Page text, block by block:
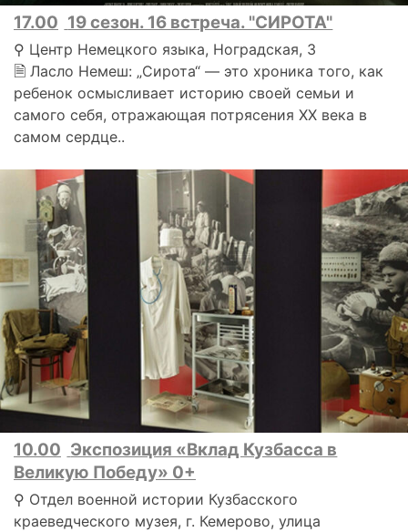
17.00 19 сезон. 16 встреча. "СИРОТА"
⚲ Центр Немецкого языка, Ноградская, 3
🗎 Ласло Немеш: „Сирота“ — это хроника того, как
ребенок осмысливает историю своей семьи и
самого себя, отражающая потрясения XX века в
самом сердце..
10.00 Экспозиция «Вклад Кузбасса в
Великую Победу» 0+
⚲ Отдел военной истории Кузбасского
краеведческого музея, г. Кемерово, улица